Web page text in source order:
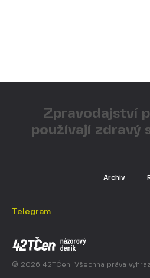
Zpravodajství
používají zdravý
Archiv
© 2026 42TČen. Všechna práva
Telegram